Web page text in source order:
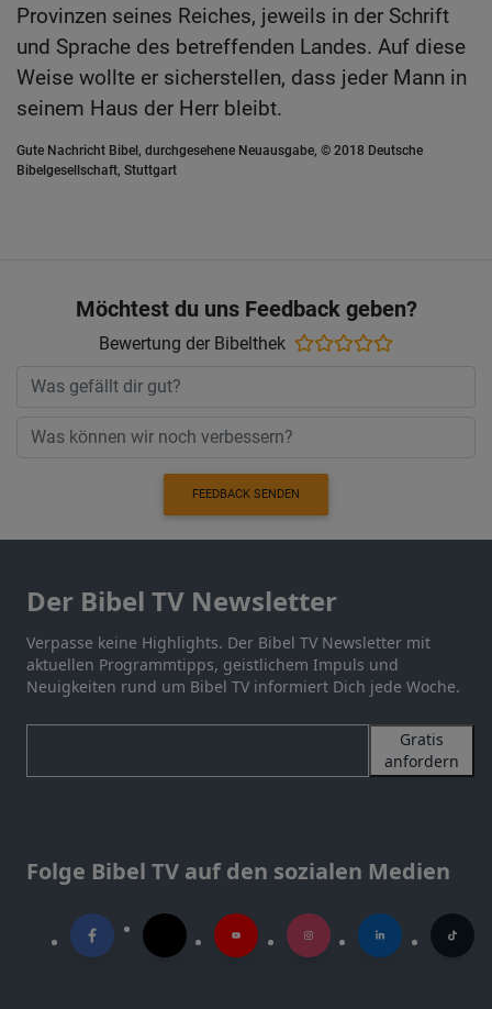
Provinzen seines Reiches, jeweils in der Schrift
und Sprache des betreffenden Landes. Auf diese
Weise wollte er sicherstellen, dass jeder Mann in
seinem Haus der Herr bleibt.
Gute Nachricht Bibel, durchgesehene Neuausgabe, © 2018 Deutsche
Bibelgesellschaft, Stuttgart
Möchtest du uns Feedback geben?
Bewertung der Bibelthek
FEEDBACK SENDEN
Der Bibel TV Newsletter
Verpasse keine Highlights. Der Bibel TV Newsletter mit
aktuellen Programmtipps, geistlichem Impuls und
Neuigkeiten rund um Bibel TV informiert Dich jede Woche.
Gratis
anfordern
Folge Bibel TV auf den sozialen Medien